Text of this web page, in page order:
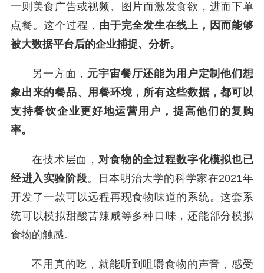
一则美食广告或视频、图片而激发食欲，进而下单
点餐。这个过程， 由于完全发生在线上，因而能够
被大数据平台后的企业捕捉、分析。
另一方面， 元宇宙餐厅还能为用户定制他们想
象出来的餐品、用餐环境，所有这些数据，都可以
支持餐饮企业更好地运营用户，提高他们的复购
率。
在技术层面，对食物的全过程数字化模拟也已
经进入实验阶段。日本明治大学的科学家在2021年
开发了一款可以远程再现食物味道的系统。这套系
统可以模拟甜酸苦辣咸等多种口味，还能部分模拟
食物的触感。
不用真的吃，就能听到咀嚼食物的声音，感受